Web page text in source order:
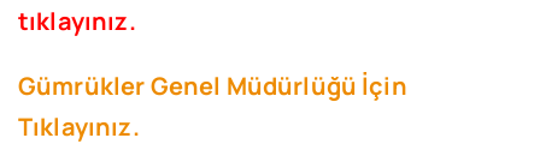
tıklayınız.
Gümrükler Genel Müdürlüğü İçin
Tıklayınız.